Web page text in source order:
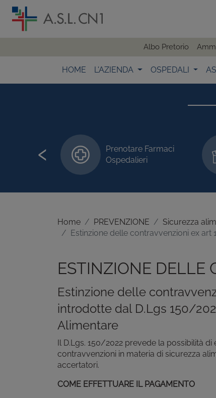
Albo Pretorio
HOME L'AZIENDA OSPEDALI
esami
Prenotare Farmaci
Ospedalieri
‹
Home PREVENZIONE
Sicurezza
Estinzione delle contravvenzioni ex art
ESTINZIONE DELLE
Estinzione delle
introdotte dal D.Lgs 150/
Alimentare
Il D.Lgs. 150/2022 prevede la possibilità
contravvenzioni in materia di sicurezza
accertatori.
COME EFFETTUARE IL PAGAMENTO